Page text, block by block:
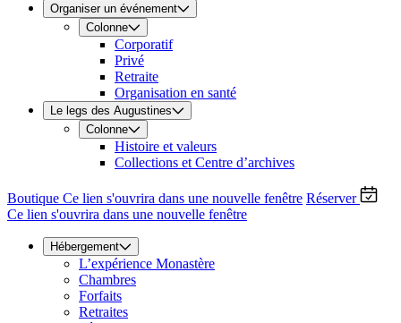
Organiser un événement
Colonne
Corporatif
Privé
Retraite
Organisation en santé
Le legs des Augustines
Colonne
Histoire et valeurs
Collections et Centre d’archives
Boutique Ce lien s'ouvrira dans une nouvelle fenêtre Réserver
Ce lien s'ouvrira dans une nouvelle fenêtre
Hébergement
L’expérience Monastère
Chambres
Forfaits
Retraites